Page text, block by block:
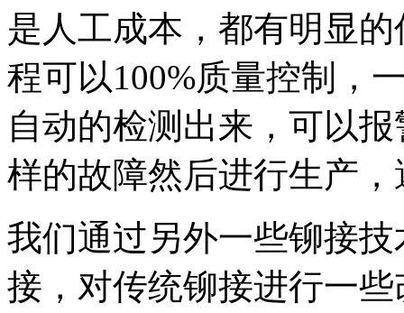
是人工成本，都有明显
程可以100%质量控制，
自动的检测出来，可以
样的故障然后进行生产
我们通过另外一些铆接
接，对传统铆接进行一